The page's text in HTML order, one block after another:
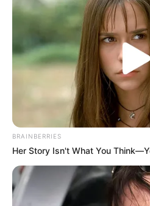
8 Kata Lucu Seputar
Minggu ala Jomblo
Ngenes
10 Desain Kanopi
Tidur, Serasa
Kamar Raja
BRAINBERRIES
Her Story Isn't What You